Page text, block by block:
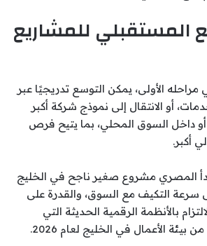
المستقبلي للمشاريع
الأولى، يمكن التوسع تدريجيًا عبر
أو الانتقال إلى نموذج شركة أكبر
داخل السوق المحلي، بما يتيح فرص
أكبر.
المصري مشروع صغير ناجح في الخليج
التكيف مع السوق، والقدرة على
بالأنظمة الرقمية الحديثة التي
الأعمال في الخليج لعام 2026.